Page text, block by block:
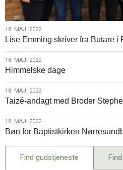
18.
maj.
2022
18. MAJ. 2022
Lise Emming skriver fra Butare i
18.
maj.
2022
18. MAJ. 2022
Himmelske dage
18.
maj.
2022
18. MAJ. 2022
Taizé-andagt med Broder
18.
maj.
2022
18. MAJ. 2022
Bøn for Baptistkirken
Find gudstjeneste